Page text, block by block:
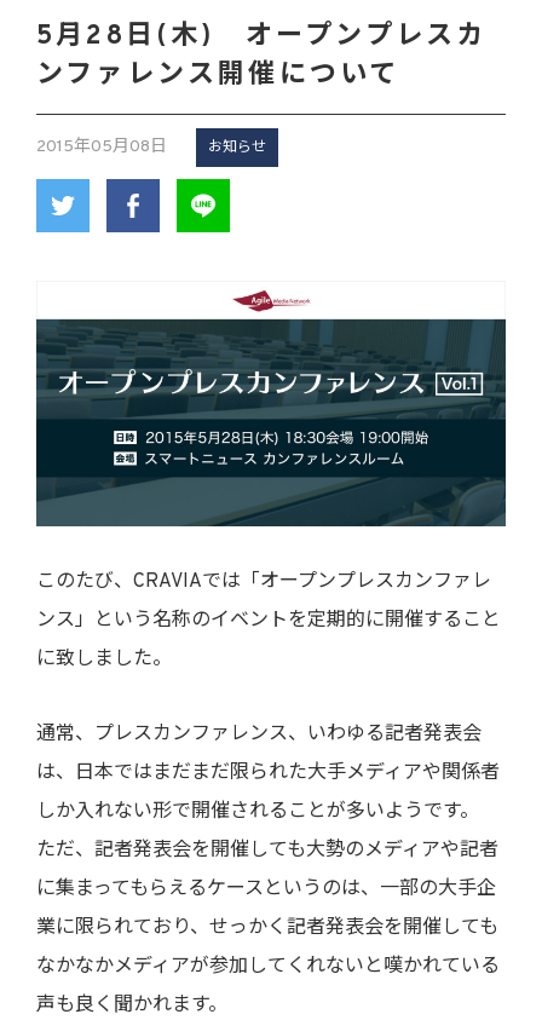
5月28日(木) オープンプレスカ
ンファレンス開催について
2015年05月08日 お知らせ
このたび、CRAVIAでは「オープンプレスカンファレ
ンス」という名称のイベントを定期的に開催すること
に致しました。
通常、プレスカンファレンス、いわゆる記者発表会
は、日本ではまだまだ限られた大手メディアや関係者
しか入れない形で開催されることが多いようです。
ただ、記者発表会を開催しても大勢のメディアや記者
に集まってもらえるケースというのは、一部の大手企
業に限られており、せっかく記者発表会を開催しても
なかなかメディアが参加してくれないと嘆かれている
声も良く聞かれます。